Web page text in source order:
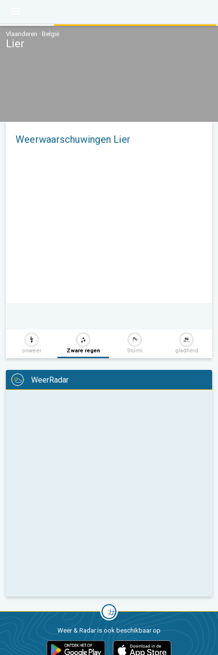
Vlaanderen · België
Lier
Weerwaarschuwingen Lier
onweer Zware regen Storm gladheid
WeerRadar
Weer & Radar is ook beschikbaar op